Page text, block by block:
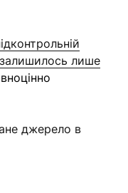
залишилось лише
джерело в